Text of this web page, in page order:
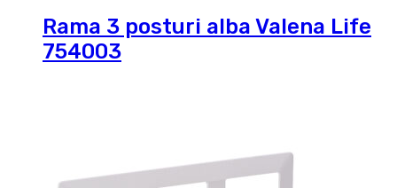
Rama 3 posturi alba Valena Life
754003